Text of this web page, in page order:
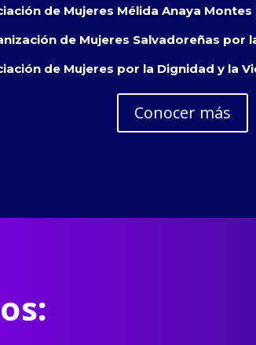
de Mujeres Mélida Anaya Montes
de Mujeres Salvadoreñas por
de Mujeres por la Dignidad y la
Conocer más